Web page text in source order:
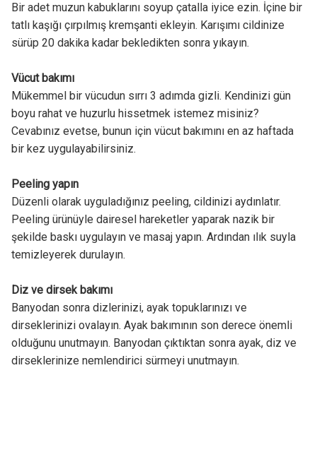
Bir adet muzun kabuklarını soyup çatalla iyice ezin. İçine bir
tatlı kaşığı çırpılmış kremşanti ekleyin. Karışımı cildinize
sürüp 20 dakika kadar bekledikten sonra yıkayın.
Vücut bakımı
Mükemmel bir vücudun sırrı 3 adımda gizli. Kendinizi gün
boyu rahat ve huzurlu hissetmek istemez misiniz?
Cevabınız evetse, bunun için vücut bakımını en az haftada
bir kez uygulayabilirsiniz.
Peeling yapın
Düzenli olarak uyguladığınız peeling, cildinizi aydınlatır.
Peeling ürünüyle dairesel hareketler yaparak nazik bir
şekilde baskı uygulayın ve masaj yapın. Ardından ılık suyla
temizleyerek durulayın.
Diz ve dirsek bakımı
Banyodan sonra dizlerinizi, ayak topuklarınızı ve
dirseklerinizi ovalayın. Ayak bakımının son derece önemli
olduğunu unutmayın. Banyodan çıktıktan sonra ayak, diz ve
dirseklerinize nemlendirici sürmeyi unutmayın.